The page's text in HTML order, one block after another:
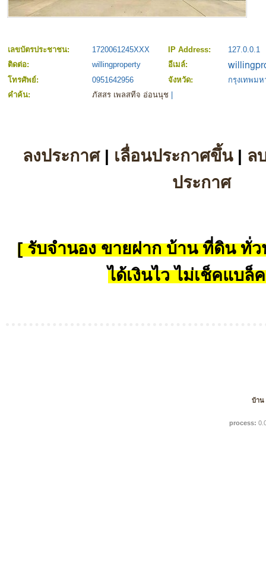
เลขบัตรประชาชน: 1720061245XXX IP Address:
127.0.0.1
ติดต่อ:
willingproperty
อีเมล์:
โทรศัพย์:
0951642956 จังหวัด:
กรุงเทพม
คำค้น:
ภัสสร เพลสทีจ อ่อนนุช
ลงประกาศ| เลื่อนประกาศขึ้น| ล
ประกาศ
[ รับจำนอง ขายฝาก บ้าน ที่ดิน ทั่ว
ได้เงินไว ไม่เช็คแบล็
บ้าน
process: